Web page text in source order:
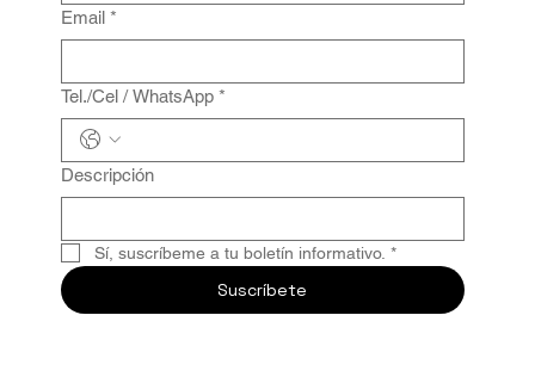
Email *
Tel./Cel / WhatsApp *
Descripción
Sí, suscríbeme a tu boletín informativo. *
Suscríbete